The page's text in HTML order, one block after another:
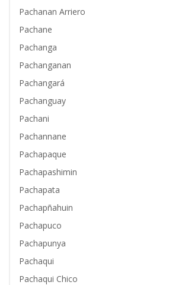
Pachanan Arriero
Pachane
Pachanga
Pachanganan
Pachangará
Pachanguay
Pachani
Pachannane
Pachapaque
Pachapashimin
Pachapata
Pachapñahuin
Pachapuco
Pachapunya
Pachaqui
Pachaqui Chico